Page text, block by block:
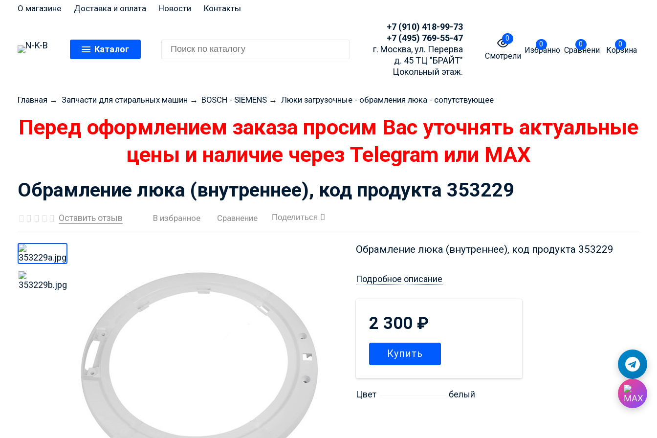
О магазине Доставка и оплата Новости Контакты
Каталог
+7 (910) 418-99-73
+7 (495) 769-55-47
г. Москва, ул. Перерва
д. 45 ТЦ "БРАЙТ"
Цокольный этаж.
0
Смотрели
0
Избранное
0
Сравнение
0
Корзина
Главная → Запчасти для стиральных машин → BOSCH - SIEMENS → Люки загрузочные - обрамления люка - сопутствующее
Перед оформлением заказа просим Вас уточнять актуальные
цены и наличие через Telegram или MAX
Обрамление люка (внутреннее), код продукта 353229
Оставить отзыв В избранное Сравнение Поделиться
Обрамление люка (внутреннее), код продукта 353229
Подробное описание
2 300₽
Купить
Цвет белый